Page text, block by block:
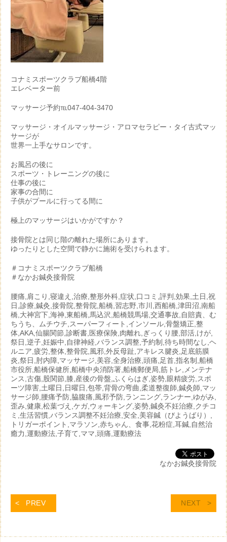
コナミスポーツクラブ船橋4階
エレベーター前
マッサージ予約℡047-404-3470
マッサージ・オイルマッサージ・アロマセラピー・タイ古式マッ
サージが
世界一上手なサロンです。
お風呂の後に
スポーツ・トレーニングの後に
仕事の後に
家事の合間に
子供がプールに行ってる間に
極上のマッサージはいかがですか？
接骨院とは同じ階の離れた場所にあります。
ゆったりとした空間で静かに施術を受けられます。
＃コナミスポーツクラブ船橋
＃なかお鍼灸接骨院
腰痛,肩こり,寝違え,治療,整形外科,症状,口コミ,評判,効果,土日,祝
日,診療,鍼灸,接骨院,整骨院,船橋,習志野,市川,西船橋,津田沼,南船
橋,大神宮下,海神,東船橋,馬込沢,船橋競馬場,交通事故,自賠責、む
ちうち、ムチウチ,スーパーフィート,インソール,骨盤矯正,整
体,AKA,仙腸関節,診断書,医療保険,肉離れ,ぎっくり腰,部活,けが,
祭日,逆子,妊娠中,自律神経,バランス調整,予約制,待ち時間なし,ヘ
ルニア,疲労,整体,整骨院,風邪,外反母趾,アキレス腱炎,足底筋膜
炎,祭日,肘内障,マッサージ,美容,全身治療,頭痛,足首,指名制,船橋
市役所,船橋保健所,船橋中央消防署,船橋郵便局,筋トレ,メンテナ
ンス,古傷,股関節,膝,産後の骨盤,ふくらはぎ,姿勢,眼精疲労,スポ
ーツ障害,土曜日,日曜日,包帯,背骨の弯曲,柔道整復師,鍼灸師,マッ
サージ師,腰痛予防,脇腹痛,風邪予防,ランニング,ランナー,ゆがみ,
歪み,健康,松葉づえ,ケガ,ウォーキング,姿勢,鍼灸不妊治療,クチコ
ミ,生活習慣,バランス調整不妊治療,安全,美容鍼（びようばり）,
トリガーポイント,マラソン,赤ちゃん、食事,花粉症,耳鍼,自然治
癒力,運動療法,子育て,ママ,頭痛,運動療法
なかお鍼灸接骨院
PREV NEXT